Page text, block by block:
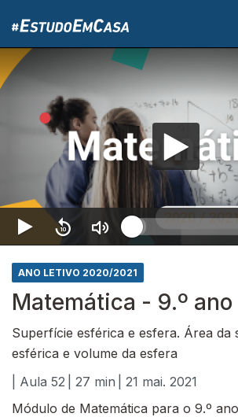
ANO LETIVO 2020/2021
Matemática - 9.º ano
Superfície esférica e esfera. Área da
esférica e volume da esfera
| Aula 52
| 27 min
| 21 mai. 2021
Módulo de Matemática para o 9.º